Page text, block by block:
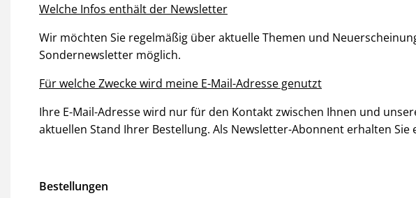
Welche Infos enthält der Newsletter
Wir möchten Sie regelmäßig über aktuelle Themen und
Sondernewsletter möglich.
Für welche Zwecke wird meine E-Mail-Adresse genutzt
Ihre E-Mail-Adresse wird nur für den Kontakt zwischen Ihnen und
aktuellen Stand Ihrer Bestellung. Als Newsletter-Abonnent erhalten
Bestellungen